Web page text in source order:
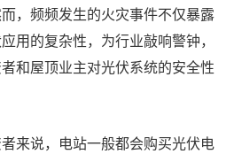
，频频发生的火灾事件不仅暴露
用的复杂性，为行业敲响警钟，
和屋顶业主对光伏系统的安全性
来说，电站一般都会购买光伏电